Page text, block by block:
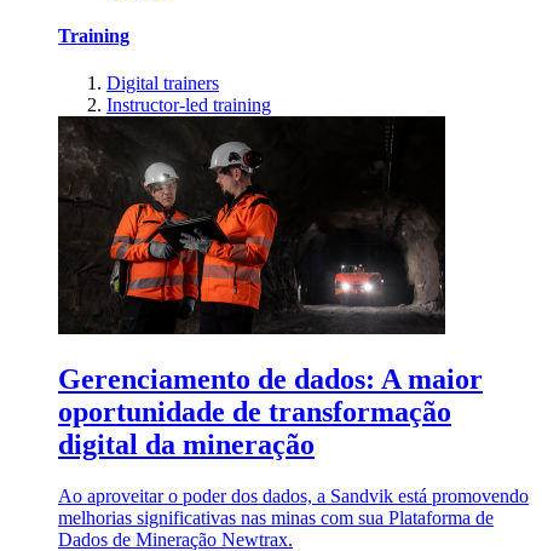
Training
Digital trainers
Instructor-led training
Gerenciamento de dados: A maior
oportunidade de transformação
digital da mineração
Ao aproveitar o poder dos dados, a Sandvik está promovendo
melhorias significativas nas minas com sua Plataforma de
Dados de Mineração Newtrax.